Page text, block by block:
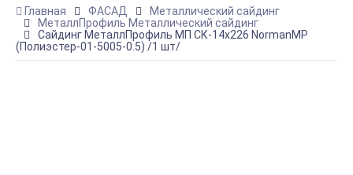
Главная ФАСАД
Металлический сайдинг
МеталлПрофиль Металлический сайдинг
Сайдинг МеталлПрофиль МП СК-14х226 NormanMP
(Полиэстер-01-5005-0.5) /1 шт/